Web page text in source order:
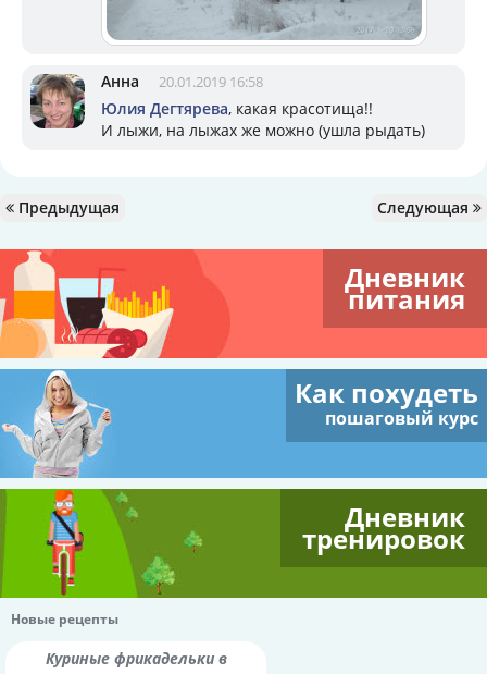
Анна 20.01.2019 16:58
Юлия Дегтярева, какая красотища!!
И лыжи, на лыжах же можно (ушла рыдать)
Предыдущая Следующая
Дневник
питания
Как похудеть
пошаговый курс
Дневник
тренировок
Новые рецепты
Куриные фрикадельки в